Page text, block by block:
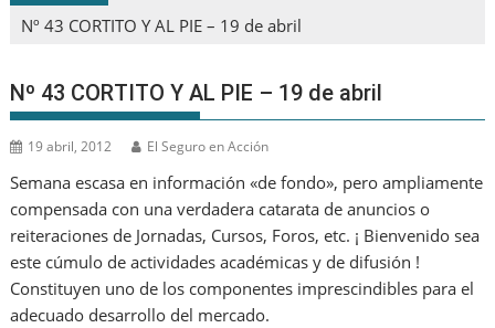
Nº 43 CORTITO Y AL PIE – 19 de abril
Nº 43 CORTITO Y AL PIE – 19 de abril
19 abril, 2012 El Seguro en Acción
Semana escasa en información «de fondo», pero ampliamente
compensada con una verdadera catarata de anuncios o
reiteraciones de Jornadas, Cursos, Foros, etc. ¡ Bienvenido sea
este cúmulo de actividades académicas y de difusión !
Constituyen uno de los componentes imprescindibles para el
adecuado desarrollo del mercado.